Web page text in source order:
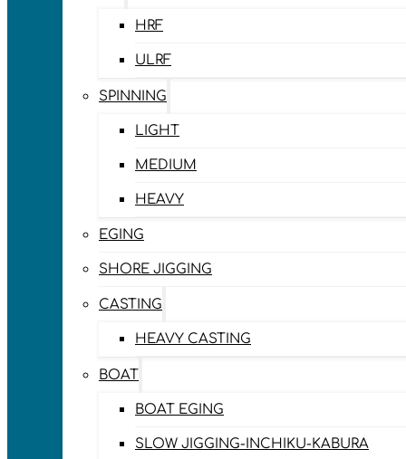
HRF
ULRF
SPINNING
LIGHT
MEDIUM
HEAVY
EGING
SHORE JIGGING
CASTING
HEAVY CASTING
BOAT
BOAT EGING
SLOW JIGGING-INCHIKU-KABURA